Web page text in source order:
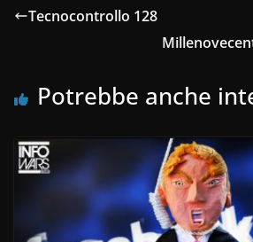
Tecnocontrollo 128
Potrebbe anche